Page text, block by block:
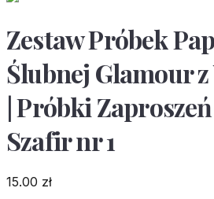
Zestaw Próbek
Ślubnej Glamour
| Próbki
Szafir nr 1
15.00 zł